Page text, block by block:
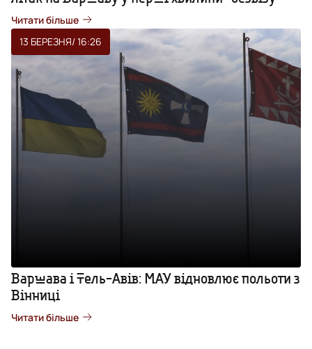
Читати більше
13 БЕРЕЗНЯ/ 16:26
Варшава і Тель-Авів: МАУ відновлює польоти з
Вінниці
Читати більше